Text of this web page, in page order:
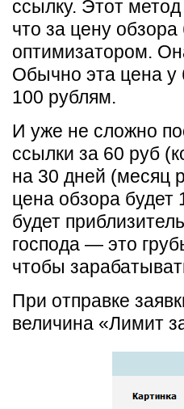
ссылку. Этот
что за цену
оптимизатором.
Обычно эта цена у
100 рублям.
И уже не сложно
ссылки за 60 руб
на 30 дней (месяц
цена обзора будет
будет
господа — это
чтобы
При отправке
величина «Лимит